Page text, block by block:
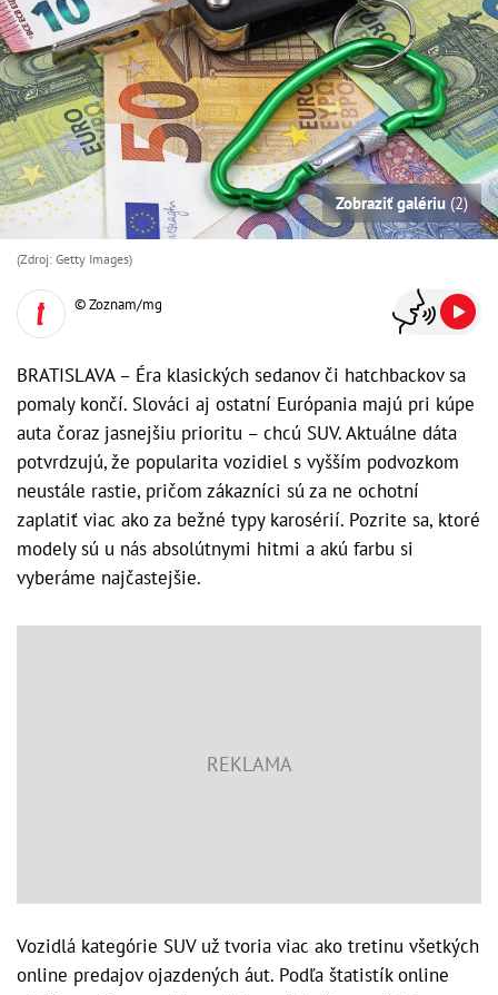
Zobraziť galériu (2)
(Zdroj: Getty Images)
© Zoznam/mg
BRATISLAVA – Éra klasických sedanov či hatchbackov sa
pomaly končí. Slováci aj ostatní Európania majú pri kúpe
auta čoraz jasnejšiu prioritu – chcú SUV. Aktuálne dáta
potvrdzujú, že popularita vozidiel s vyšším podvozkom
neustále rastie, pričom zákazníci sú za ne ochotní
zaplatiť viac ako za bežné typy karosérií. Pozrite sa, ktoré
modely sú u nás absolútnymi hitmi a akú farbu si
vyberáme najčastejšie.
Vozidlá kategórie SUV už tvoria viac ako tretinu všetkých
online predajov ojazdených áut. Podľa štatistík online